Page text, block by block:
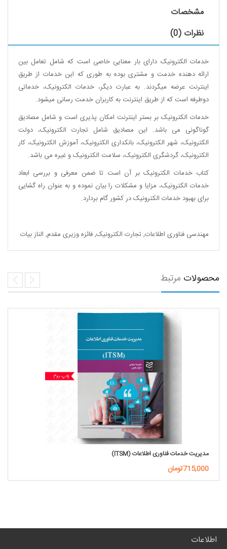
مشخصات
نظرات (0)
خدمات الکترونیک دارای بار معنایی خاصی است که شامل تعامل بین
ارائه دهنده خدمت و مشتری بوده به طوری که این خدمات از طریق
اینترنت عرضه میگردند. به عبارت دیگر، خدمات الکترونیک، خدماتی
دوطرفه است که از طریق اینترنت به کاربران خدمت رسانی میشود.
خدمات الکترونیک بر بستر اینترنت امکان پذیری است و شامل مصادیق
گوناگونی می باشد. این مصادیق شامل تجارت الکترونیک، دولت
الکترونیک، شهر الکترونیک، بانکداری الکترونیک، آموزش الکترونیک، کار
الکترونیک، گردشگری الکترونیک، سلامت الکترونیک و غیره می باشد.
کتاب خدمات الکترونیک بر آن است تا ضمن معرفی و بررسی ابعاد
خدمات الکترونیک، مزایا و مشکلات را بیان نموده و به عنوان راه گشایی
برای بهبود خدمات الکترونیک در کشور گام بردارد.
مهندسی فناوری اطلاعات, تجارت الکترونیک,فائزه وزیری مقدم, الناز بیات
محصولات مرتبط
مدیریت خدمات فناوری اطلاعات (ITSM)
715,000تومان
اطلاعات